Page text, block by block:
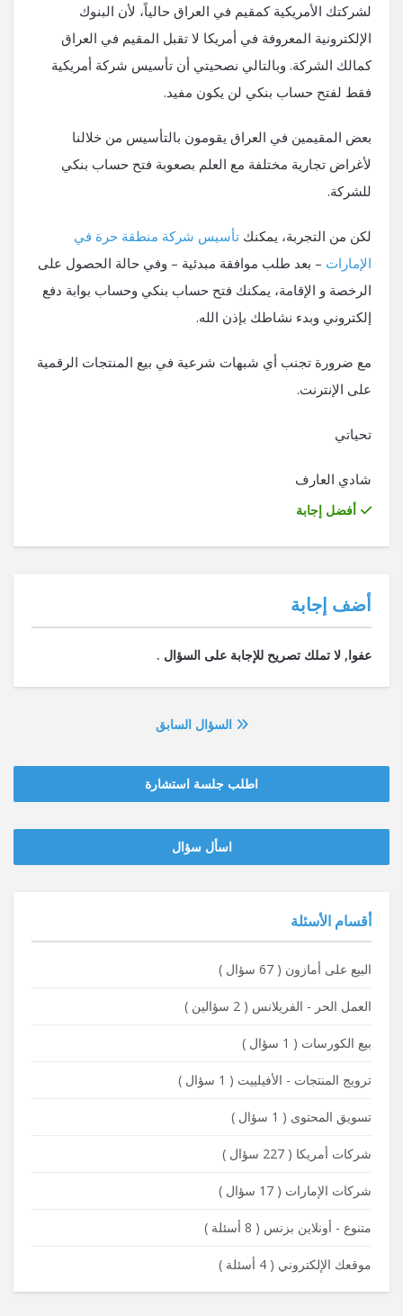
لشركتك الأمريكية كمقيم في العراق حالياً، لأن البنوك
الإلكترونية المعروفة في أمريكا لا تقبل المقيم في العراق
كمالك الشركة. وبالتالي نصحيتي أن تأسيس شركة أمريكية
فقط لفتح حساب بنكي لن يكون مفيد.
بعض المقيمين في العراق يقومون بالتأسيس من خلالنا
لأغراض تجارية مختلفة مع العلم بصعوبة فتح حساب بنكي
للشركة.
لكن من التجربة، يمكنك تأسيس شركة منطقة حرة في
الإمارات – بعد طلب موافقة مبدئية – وفي حالة الحصول على
الرخصة و الإقامة، يمكنك فتح حساب بنكي وحساب بوابة دفع
إلكتروني وبدء نشاطك بإذن الله.
مع ضرورة تجنب أي شبهات شرعية في بيع المنتجات الرقمية
على الإنترنت.
تحياتي
شادي العارف
أفضل إجابة
‫أضف إجابة
السؤال السابق
اطلب جلسة استشارة
‫‫اسأل سؤال
أقسام الأسئلة
البيع على أمازون ( 67 سؤال )
العمل الحر - الفريلانس ( 2 سؤالين )
بيع الكورسات ( 1 سؤال )
ترويج المنتجات - الأفيلييت ( 1 سؤال )
تسويق المحتوى ( 1 سؤال )
شركات أمريكا ( 227 سؤال )
شركات الإمارات ( 17 سؤال )
متنوع - أونلاين بزنس ( 8 أسئلة )
موقعك الإلكتروني ( 4 أسئلة )